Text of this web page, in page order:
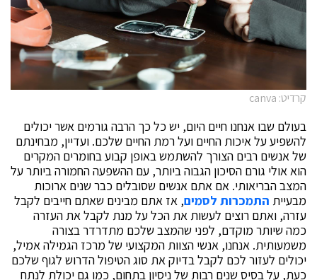
קרדיט: canva
בעולם שבו אנחנו חיים היום, יש כל כך הרבה גורמים ‏אשר יכולים
להשפיע על איכות החיים ועל רמת החיים שלכם. ועדיין, מבחינתם
של אנשים רבים הצורך להשתמש באופן קבוע בחומרים המקרים
הוא אולי גורם הסיכון הגבוה ביותר, עם ‏ההשפעה החמורה ביותר על
המצב הבריאותי. ‏אם אתם אנשים שסובלים כבר שנים ארוכות
מבעיית התמכרות לסמים, ‏אז אתם מבינים שאתם חייבים לקבל
עזרה, ואתם רוצים לעשות את הכל על מנת לקבל את העזרה
כמה שיותר מוקדם, לפני שהמצב שלכם מתדרדר בצורה
משמעותית. אנחנו, אנשי הצוות המקצועי של מרכז הגמילה אמיל,
‏יכולים לעזור לכם לקבל בדיוק את סוג הטיפול הדרוש לגוף שלכם
כעת, על בסיס שנים רבות של ניסיון בתחום, כמו גם יכולת לנתח